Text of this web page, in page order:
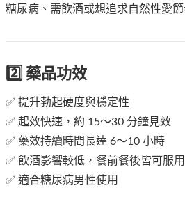
糖尿病、需飲酒或想追求自然性愛節
2️⃣ 藥品功效
✅ 提升勃起硬度與穩定性
✅ 起效快速，約 15～30 分鐘見效
✅ 藥效持續時間長達 6～10 小時
✅ 飲酒影響較低，餐前餐後皆可服用
✅ 適合糖尿病男性使用